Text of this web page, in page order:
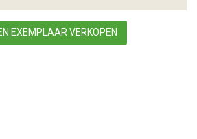
EXEMPLAAR VERKOPEN